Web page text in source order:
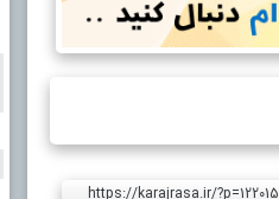
https://karajrasa.ir/?p=122015